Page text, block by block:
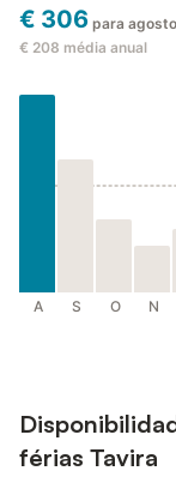
€ 306 para agosto
€ 208 média anual
A S O N
férias Tavira